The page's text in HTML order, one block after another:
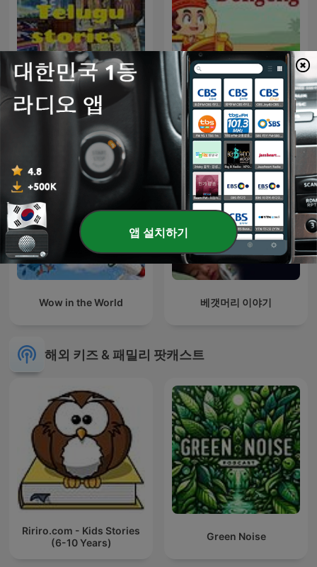
Telugu stories Dongeng
Wow in the World 베갯머리 이야기
해외 키즈 & 패밀리 팟캐스트
Ririro.com - Kids Stories
(6-10 Years)
Green Noise
앱 설치하기